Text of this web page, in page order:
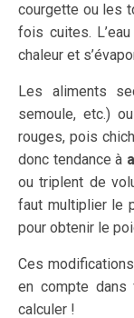
courgette ou les
fois cuites.
chaleur et
Les aliments
semoule, etc.)
rouges, pois
donc tendance à
ou triplent de
faut multiplier le
pour obtenir le
Ces
en compte dans
calculer !